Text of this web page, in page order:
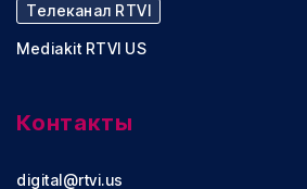
Телеканал RTVI
Mediakit RTVI US
Контакты
digital@rtvi.us